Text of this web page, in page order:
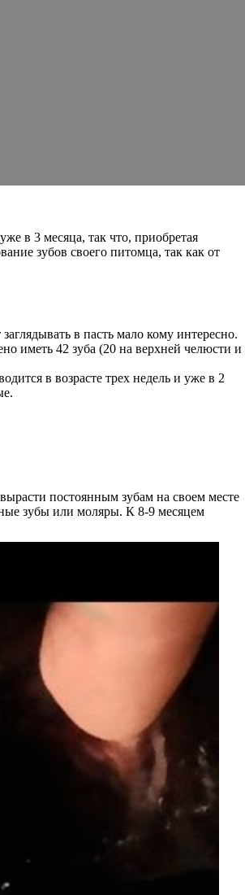
в 3 месяца, так что, приобретая
зубов своего питомца, так как от
в пасть мало кому интересно.
иметь 42 зуба (20 на верхней челюсти и
в возрасте трех недель и уже в 2
постоянным зубам на своем месте
зубы или моляры. К 8-9 месяцем